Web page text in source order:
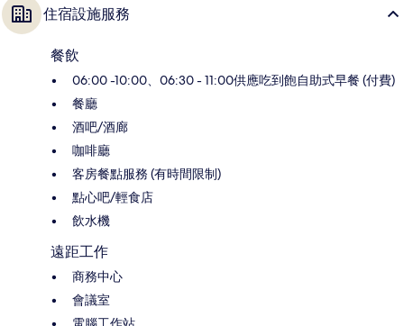
住宿設施服務
餐飲
06:00 -10:00、06:30 - 11:00供應吃到飽自助式早餐 (付費)
餐廳
酒吧/酒廊
咖啡廳
客房餐點服務 (有時間限制)
點心吧/輕食店
飲水機
遠距工作
商務中心
會議室